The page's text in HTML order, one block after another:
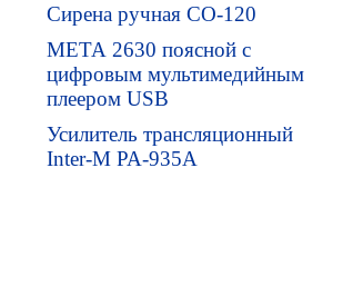
Сирена ручная СО-120
МЕТА 2630 поясной с
цифровым мультимедийным
плеером USB
Усилитель трансляционный
Inter-M PA-935A